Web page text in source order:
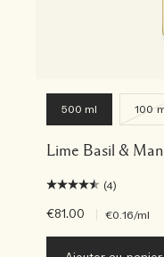
500 ml 100
Lime Basil &
(4)
€81.00 €0.16/ml